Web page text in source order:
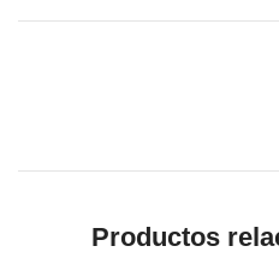
Productos